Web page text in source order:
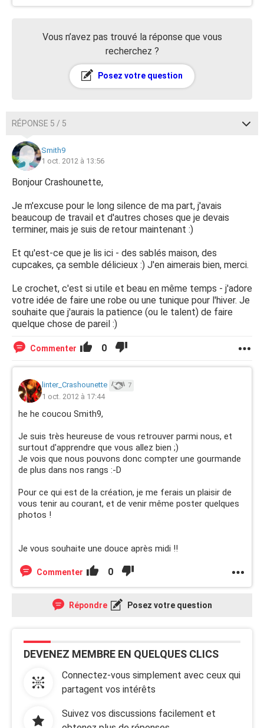
Vous n’avez pas trouvé la réponse que vous
recherchez ?
Posez votre question
RÉPONSE 5 / 5
Smith9
1 oct. 2012 à 13:56
Bonjour Crashounette,
Je m'excuse pour le long silence de ma part, j'avais
beaucoup de travail et d'autres choses que je devais
terminer, mais je suis de retour maintenant :)
Et qu'est-ce que je lis ici - des sablés maison, des
cupcakes, ça semble délicieux :) J'en aimerais bien, merci.
Le crochet, c'est si utile et beau en même temps - j'adore
votre idée de faire une robe ou une tunique pour l'hiver. Je
souhaite que j'aurais la patience (ou le talent) de faire
quelque chose de pareil :)
Commenter 0
linter_Crashounette 7
1 oct. 2012 à 17:44
he he coucou Smith9,
Je suis très heureuse de vous retrouver parmi nous, et
surtout d'apprendre que vous allez bien ;)
Je vois que nous pouvons donc compter une gourmande
de plus dans nos rangs :-D
Pour ce qui est de la création, je me ferais un plaisir de
vous tenir au courant, et de venir même poster quelques
photos !
Je vous souhaite une douce après midi !!
Commenter 0
Répondre Posez votre question
DEVENEZ MEMBRE EN QUELQUES CLICS
Connectez-vous simplement avec ceux qui
partagent vos intérêts
Suivez vos discussions facilement et